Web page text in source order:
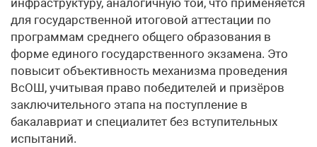
инфраструктуру, аналогичную той, что применяется
для государственной итоговой аттестации по
программам среднего общего образования в
форме единого государственного экзамена. Это
повысит объективность механизма проведения
ВсОШ, учитывая право победителей и призёров
заключительного этапа на поступление в
бакалавриат и специалитет без вступительных
испытаний.